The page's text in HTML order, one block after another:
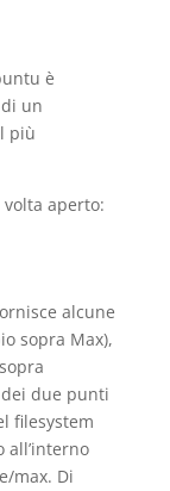
è
un
più
aperto:
alcune
sopra Max),
dei due punti
filesystem
all’interno
max. Di